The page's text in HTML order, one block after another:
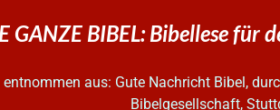
GANZE BIBEL: Bibellese für
aus: Gute Nachricht Bibel,
Bibelgesellschaft,